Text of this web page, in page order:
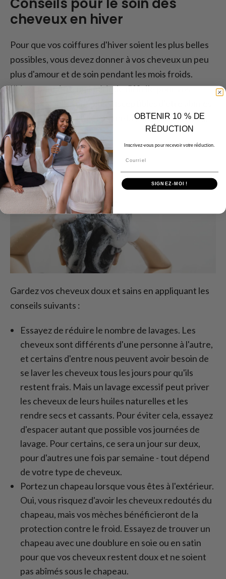
cheveux en hiver
Pour que vos coiffures d'hiver soient les plus belles
possibles, vous devez donner à vos cheveux un peu
plus d'amour et de soin pendant les mois froids.
L'hiver peut être une période difficile pour vos
cheveux, car ils sont plus susceptibles d'être abîmés
par l'air froid, le vent et même la chaleur intérieure.
Gardez vos cheveux doux et sains en appliquant les
conseils suivants :
Essayez de réduire le nombre de lavages. Les
cheveux sont différents d'une personne à l'autre,
et certains d'entre nous peuvent avoir besoin de
se laver les cheveux tous les jours pour qu'ils
restent frais. Mais un lavage excessif peut priver
les cheveux de leurs huiles naturelles et les
rendre secs et cassants. Pour éviter cela, essayez
d'espacer autant que possible vos journées de
lavage. Pour certains, ce sera un jour sur deux,
pour d'autres une fois par semaine - tout dépend
de votre type de cheveux.
Portez un chapeau lorsque vous êtes à l'extérieur.
Oui, vous risquez d'avoir les cheveux redoutés du
chapeau, mais vos mèches bénéficieront de la
protection contre le froid. Essayez de trouver un
chapeau avec une doublure en soie ou en satin
pour que vos cheveux restent doux et ne soient
pas abîmés sous le chapeau.
OBTENIR 10 % DE
RÉDUCTION
Inscrivez-vous pour recevoir votre réduction.
SIGNEZ-MOI !